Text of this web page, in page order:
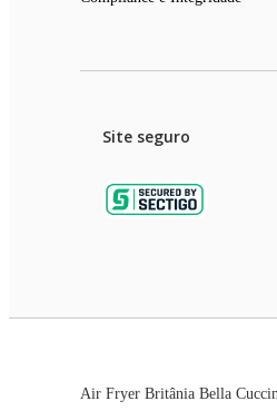
Site seguro